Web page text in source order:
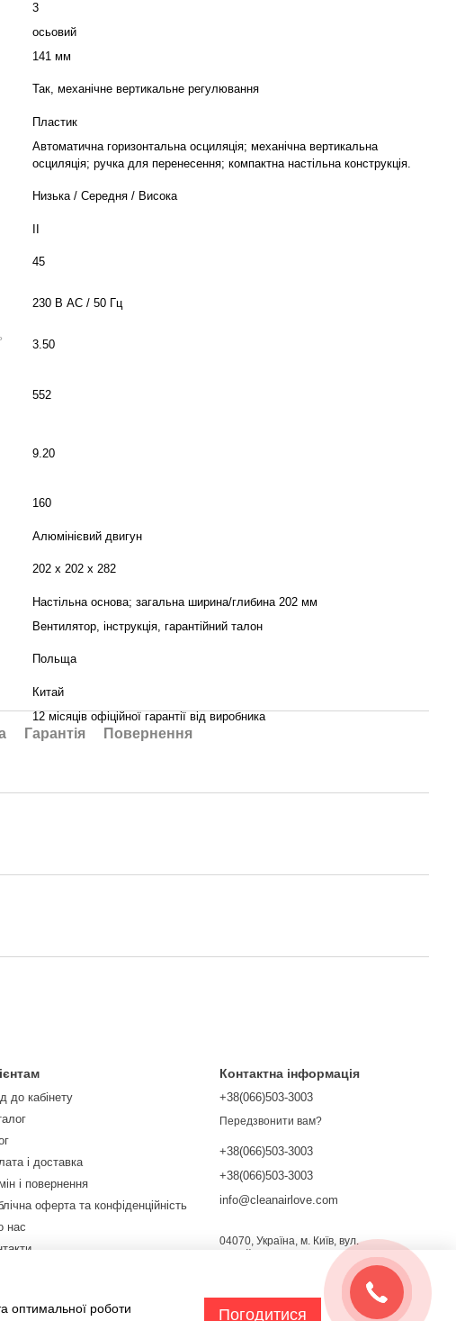
3
осьовий
141 мм
Так, механічне вертикальне регулювання
Пластик
Автоматична горизонтальна осциляція; механічна вертикальна
осциляція; ручка для перенесення; компактна настільна конструкція.
Низька / Середня / Висока
45
230 В AC / 50 Гц
3.50
552
9.20
160
Алюмінієвий двигун
202 x 202 x 282
Настільна основа; загальна ширина/глибина 202 мм
Вентилятор, інструкція, гарантійний талон
Польща
Китай
12 місяців офіційної гарантії від виробника
Гарантія Повернення
до кабінету
і доставка
і повернення
оферта та конфіденційність
нас
Контактна інформація
+38(066)503-3003
Передзвонити вам?
+38(066)503-3003
+38(066)503-3003
info@cleanairlove.com
04070, Україна, м. Київ, вул.
оптимальної роботи
Погодитися